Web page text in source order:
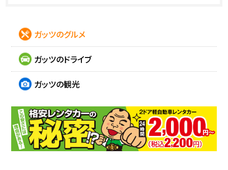
ガッツのグルメ
ガッツのドライブ
ガッツの観光